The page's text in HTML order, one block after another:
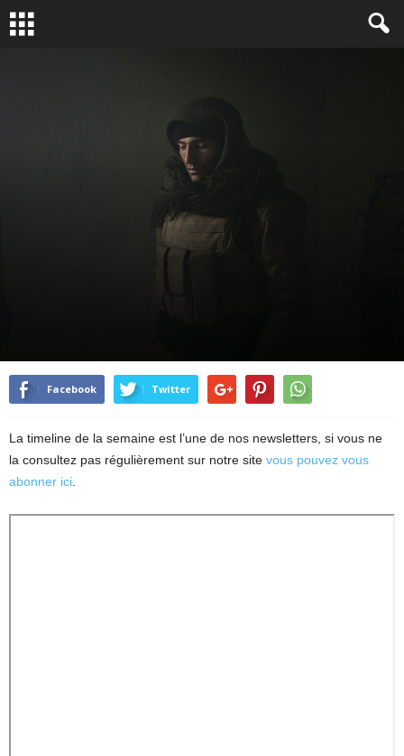
By Équipe OAI13- Oct 31, 2016 1912
0
Facebook
Twitter
La timeline de la semaine est l’une de nos newsletters, si vous ne
la consultez pas régulièrement sur notre site vous pouvez vous
abonner ici